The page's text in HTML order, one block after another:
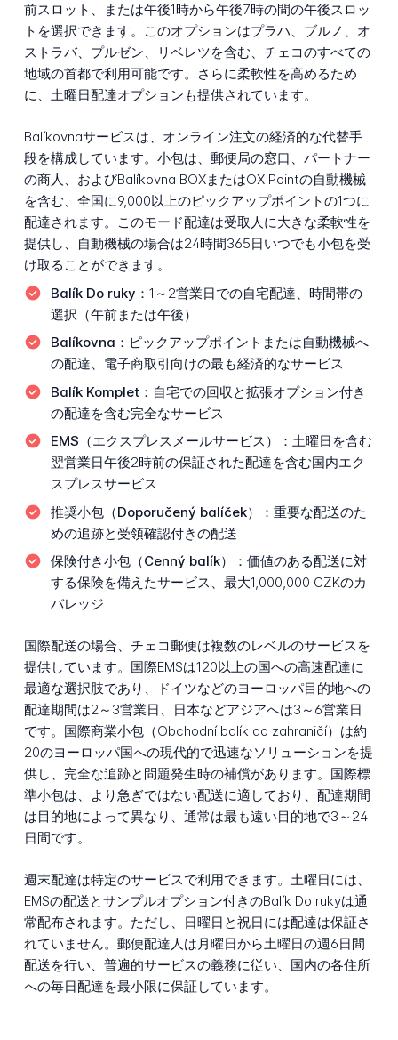
前スロット、または午後1時から午後7時の間の午後スロッ
トを選択できます。このオプションはプラハ、ブルノ、オ
ストラバ、プルゼン、リベレツを含む、チェコのすべての
地域の首都で利用可能です。さらに柔軟性を高めるため
に、土曜日配達オプションも提供されています。
Balíkovnaサービスは、オンライン注文の経済的な代替手
段を構成しています。小包は、郵便局の窓口、パートナー
の商人、およびBalíkovna BOXまたはOX Pointの自動機械
を含む、全国に9,000以上のピックアップポイントの1つに
配達されます。このモード配達は受取人に大きな柔軟性を
提供し、自動機械の場合は24時間365日いつでも小包を受
け取ることができます。
Balík Do ruky： 1～2営業日での自宅配達、時間帯の
選択（午前または午後）
Balíkovna： ピックアップポイントまたは自動機械へ
の配達、電子商取引向けの最も経済的なサービス
Balík Komplet： 自宅での回収と拡張オプション付き
の配達を含む完全なサービス
EMS（エクスプレスメールサービス）： 土曜日を含む
翌営業日午後2時前の保証された配達を含む国内エク
スプレスサービス
推奨小包（Doporučený balíček）： 重要な配送のた
めの追跡と受領確認付きの配送
保険付き小包（Cenný balík）： 価値のある配送に対
する保険を備えたサービス、最大1,000,000 CZKのカ
バレッジ
国際配送の場合、チェコ郵便は複数のレベルのサービスを
提供しています。国際EMSは120以上の国への高速配達に
最適な選択肢であり、ドイツなどのヨーロッパ目的地への
配達期間は2～3営業日、日本などアジアへは3～6営業日
です。国際商業小包（Obchodní balík do zahraničí）は約
20のヨーロッパ国への現代的で迅速なソリューションを提
供し、完全な追跡と問題発生時の補償があります。国際標
準小包は、より急ぎではない配送に適しており、配達期間
は目的地によって異なり、通常は最も遠い目的地で3～24
日間です。
週末配達は特定のサービスで利用できます。土曜日には、
EMSの配送とサンプルオプション付きのBalík Do rukyは通
常配布されます。ただし、日曜日と祝日には配達は保証さ
れていません。郵便配達人は月曜日から土曜日の週6日間
配送を行い、普遍的サービスの義務に従い、国内の各住所
への毎日配達を最小限に保証しています。